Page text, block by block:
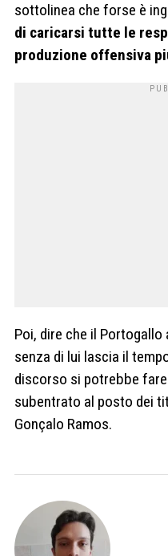
sottolinea che forse è
di caricarsi tutte le
produzione offensiva
Poi, dire che il
senza di lui lascia il
discorso si potrebbe
subentrato al posto dei
Gonçalo Ramos.